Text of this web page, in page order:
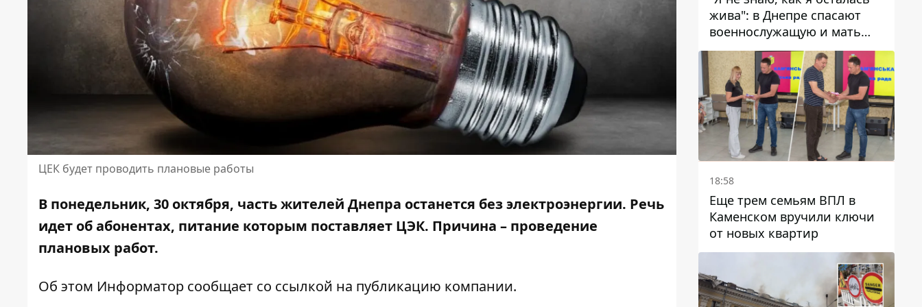
ЦЕК будет проводить плановые работы
В понедельник, 30 октября, часть жителей Днепра останется без электроэнергии. Речь
идет об абонентах, питание которым поставляет ЦЭК. Причина – проведение
плановых работ.
Об этом Информатор сообщает со ссылкой на публикацию компании.
жива": в Днепре спасают
военнослужащую и мать
четверых детей, которую
ранил КАБ
18:58
Еще трем семьям ВПЛ в
Каменском вручили ключи
от новых квартир